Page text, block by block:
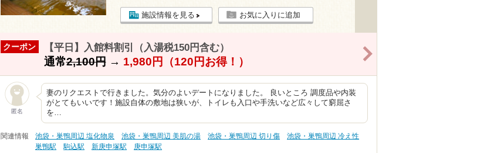
施設情報を見る お気に入りに追加
クーポン 【平日】入館料割引（入湯税150円含む）
通常2,100円→ 1,980円（120円お得！）
>
匿名
妻のリクエストで行きました。気分のよいデートになりました。 良いところ 調度品や内装
がとてもいいです！施設自体の敷地は狭いが、トイレも入口や手洗いなど広々して窮屈さ
を…
関連情報 池袋・巣鴨周辺 塩化物泉 池袋・巣鴨周辺 美肌の湯 池袋・巣鴨周辺 切り傷
池袋・巣鴨周辺 冷え性
巣鴨駅
駒込駅 新庚申塚駅 庚申塚駅